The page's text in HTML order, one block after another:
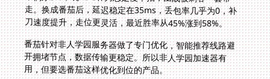
刀速度提升，走位更灵活，最近胜率从45%涨到58%。
番茄针对非人学园服务器做了专门优化，智能推荐线路避
开拥堵节点，数据传输更稳定。所以非人学园加速器有
用，但要选番茄这样优化到位的产品。